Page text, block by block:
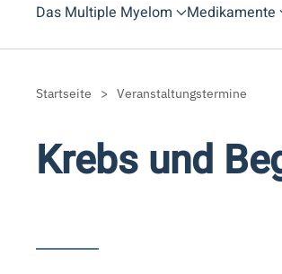
Das Multiple Myelom Medikamente
Startseite Veranstaltungstermine
Krebs und